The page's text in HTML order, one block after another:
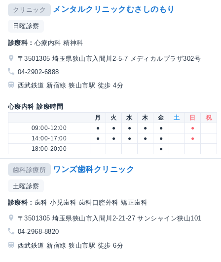
クリニック メンタルクリニックむさしのもり
日曜診察
診療科： 心療内科 精神科
〒3501305 埼玉県狭山市入間川2-5-7 メディカルプラザ302号
04-2902-6888
西武鉄道 新宿線 狭山市駅 徒歩 4分
心療内科 診療時間
月 火 水 木 金 土 日
祝
09:00-12:00
● ● ● ● ●
●
14:00-17:00
● ● ● ● ●
●
18:00-20:00
●
歯科診療所 ワンズ歯科クリニック
土曜診察
診療科： 歯科 小児歯科 歯科口腔外科 矯正歯科
〒3501305 埼玉県狭山市入間川2-21-27 サンシャイン狭山101
04-2968-8820
西武鉄道 新宿線 狭山市駅 徒歩 6分